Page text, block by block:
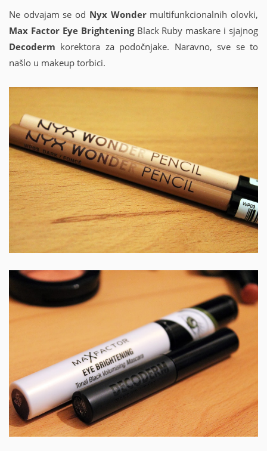
Ne odvajam se od Nyx Wondermultifunkcionalnih olovki,
Max Factor Eye BrighteningBlack Ruby maskare i sjajnog
Decoderm korektora za podočnjake. Naravno, sve se to
našlo u makeup torbici.